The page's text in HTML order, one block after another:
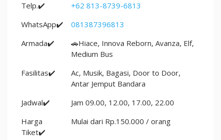
Telp.✔️
+62 813-8739-6813
WhatsApp✔️
081387396813
Armada✔️
🚗Hiace, Innova Reborn, Avanza, Elf,
Medium Bus
Fasilitas✔️
Ac, Musik, Bagasi, Door to Door,
Antar Jemput Bandara
Jadwal✔️
Jam 09.00, 12.00, 17.00, 22.00
Harga
Tiket✔️
Mulai dari Rp.150.000 / orang